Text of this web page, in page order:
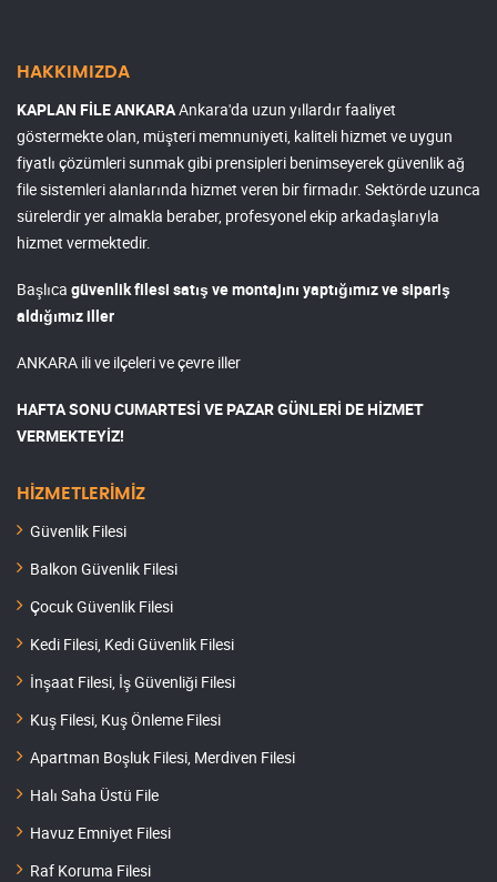
HAKKIMIZDA
KAPLAN FİLE ANKARAAnkara'da uzun yıllardır faaliyet
göstermekte olan, müşteri memnuniyeti, kaliteli hizmet ve uygun
fiyatlı çözümleri sunmak gibi prensipleri benimseyerek güvenlik ağ
file sistemleri alanlarında hizmet veren bir firmadır. Sektörde uzunca
sürelerdir yer almakla beraber, profesyonel ekip arkadaşlarıyla
hizmet vermektedir.
Başlıca güvenlik filesi satış ve montajını yaptığımız ve sipariş
aldığımız iller
ANKARA ili ve ilçeleri ve çevre iller
HAFTA SONU CUMARTESİ VE PAZAR GÜNLERİ DE HİZMET
VERMEKTEYİZ!
HİZMETLERİMİZ
Güvenlik Filesi
Balkon Güvenlik Filesi
Çocuk Güvenlik Filesi
Kedi Filesi, Kedi Güvenlik Filesi
İnşaat Filesi, İş Güvenliği Filesi
Kuş Filesi, Kuş Önleme Filesi
Apartman Boşluk Filesi, Merdiven Filesi
Halı Saha Üstü File
Havuz Emniyet Filesi
Raf Koruma Filesi